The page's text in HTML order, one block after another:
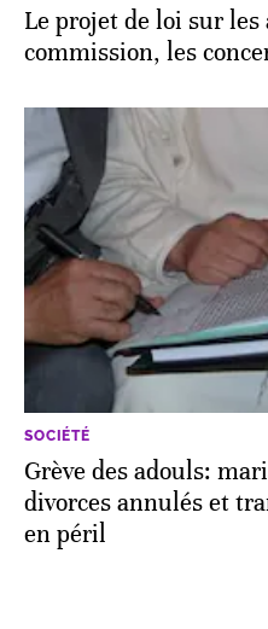
Le projet de loi sur les
commission, les
SOCIÉTÉ
Grève des adouls:
divorces annulés et
en péril